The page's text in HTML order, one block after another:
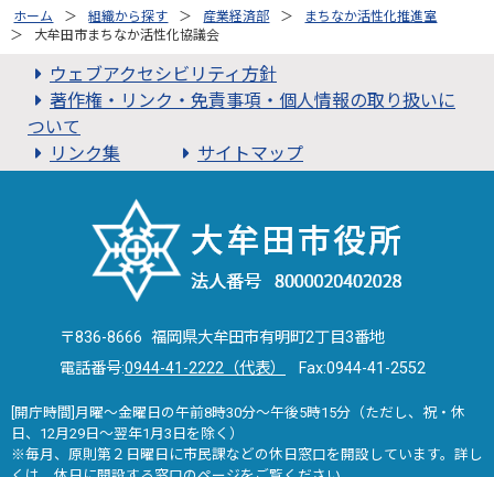
ホーム 組織から探す 産業経済部
まちなか活性化推進室
大牟田市まちなか活性化協議会
ウェブアクセシビリティ方針
著作権・リンク・免責事項・個人情報の取り扱いに
ついて
リンク集
サイトマップ
〒836-8666 福岡県大牟田市有明町2丁目3番地
電話番号:0944-41-2222（代表） Fax:0944-41-2552
[開庁時間]月曜～金曜日の午前8時30分～午後5時15分（ただし、祝・休
日、12月29日～翌年1月3日を除く）
※毎月、原則第２日曜日に市民課などの休日窓口を開設しています。詳し